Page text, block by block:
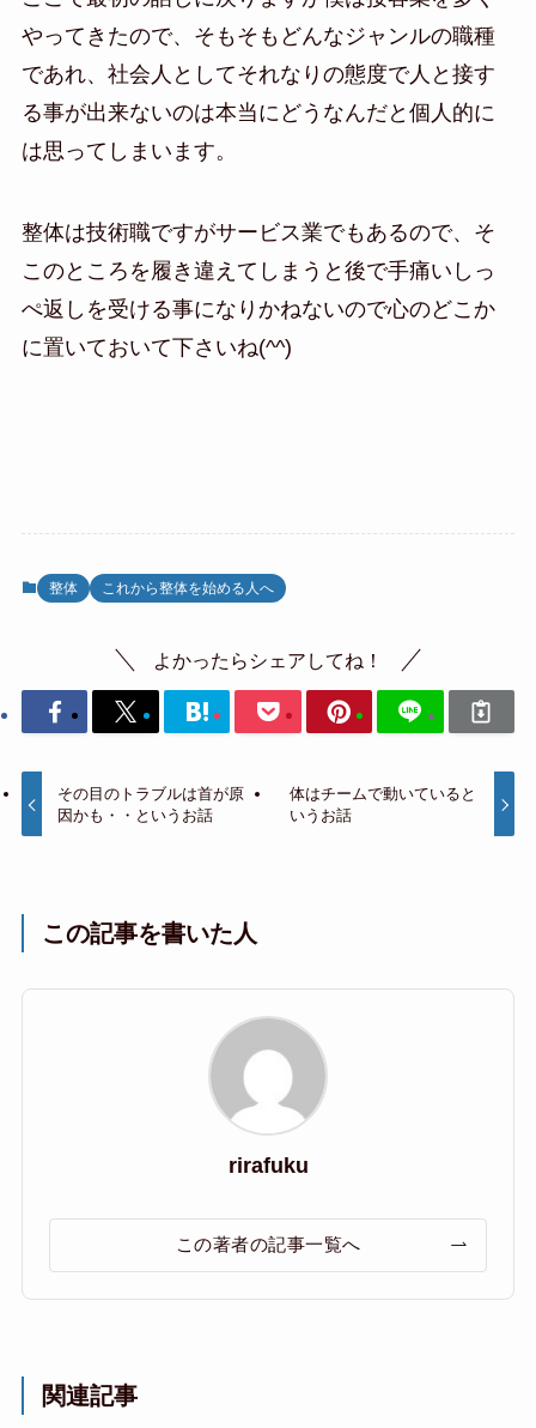
やってきたので、そもそもどんなジャンルの職種
であれ、社会人としてそれなりの態度で人と接す
る事が出来ないのは本当にどうなんだと個人的に
は思ってしまいます。
整体は技術職ですがサービス業でもあるので、そ
このところを履き違えてしまうと後で手痛いしっ
ぺ返しを受ける事になりかねないので心のどこか
に置いておいて下さいね(^^)
整体 これから整体を始める人へ
よかったらシェアしてね！
その目のトラブルは首が原
因かも・・というお話
体はチームで動いていると
いうお話
この記事を書いた人
rirafuku
この著者の記事一覧へ
関連記事